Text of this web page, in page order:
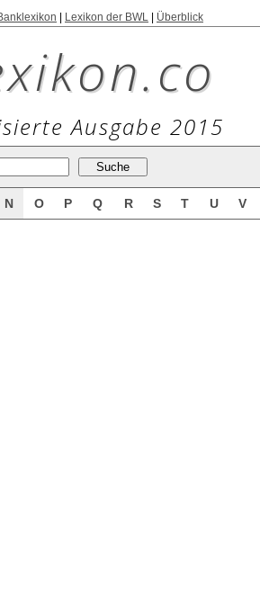
Lexikon der BWL Überblick
Ausgabe 2015
N O P Q R S T U V